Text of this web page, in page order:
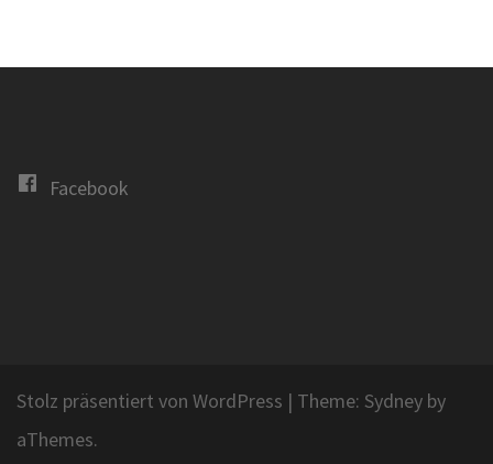
Facebook
Stolz präsentiert von WordPress | Theme: Sydney by
aThemes.